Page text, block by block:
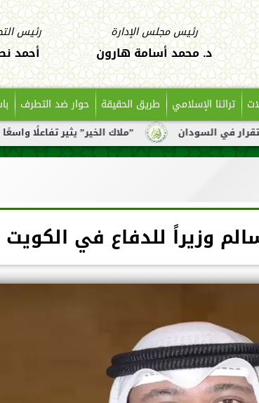
رئيس مجلس الإدارة
د. محمد أسامة هارون
رئيس
أحمد
تراثنا الإسلامي طريق الحقيقة حوار ضد التطرف
”ملاك الخير” يثير تفاعلًا واسعًا على وسائل
وزيراً للدفاع في الكويت